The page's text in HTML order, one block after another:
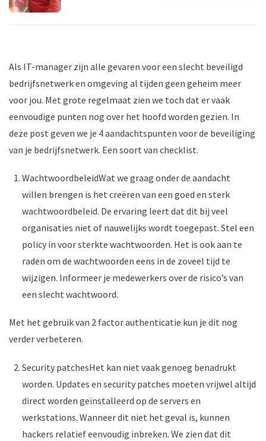
Als IT-manager zijn alle gevaren voor een slecht beveiligd
bedrijfsnetwerk en omgeving al tijden geen geheim meer
voor jou. Met grote regelmaat zien we toch dat er vaak
eenvoudige punten nog over het hoofd worden gezien. In
deze post geven we je 4 aandachtspunten voor de beveiliging
van je bedrijfsnetwerk. Een soort van checklist.
WachtwoordbeleidWat we graag onder de aandacht
willen brengen is het creëren van een goed en sterk
wachtwoordbeleid. De ervaring leert dat dit bij veel
organisaties niet of nauwelijks wordt toegepast. Stel een
policy in voor sterkte wachtwoorden. Het is ook aan te
raden om de wachtwoorden eens in de zoveel tijd te
wijzigen. Informeer je medewerkers over de risico’s van
een slecht wachtwoord.
Met het gebruik van 2 factor authenticatie kun je dit nog
verder verbeteren.
Security patchesHet kan niet vaak genoeg benadrukt
worden. Updates en security patches moeten vrijwel altijd
direct worden geïnstalleerd op de servers en
werkstations. Wanneer dit niet het geval is, kunnen
hackers relatief eenvoudig inbreken. We zien dat dit